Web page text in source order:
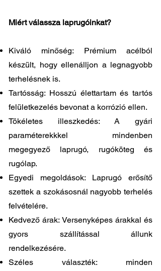
Miért válassza laprugóinkat?
Kiváló minőség: Prémium acélból
készült, hogy ellenálljon a legnagyobb
terhelésnek is.
Tartósság: Hosszú élettartam és tartós
felületkezelés bevonat a korrózió ellen.
Tökéletes illeszkedés: A gyári
paraméterekkkel mindenben
megegyező laprugó, rugóköteg és
rugólap.
Egyedi megoldások: Laprugó erősítő
szettek a szokásosnál nagyobb terhelés
felvételére.
Kedvező árak: Versenyképes árakkal és
gyors szállítással állunk
rendelkezésére.
Széles választék: minden